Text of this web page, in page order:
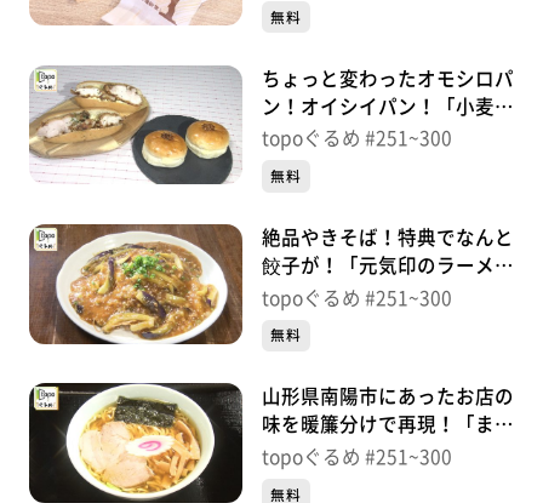
無料
ちょっと変わったオモシロパ
ン！オイシイパン！「小麦の
奴隷仙台愛子店」（青葉区落
topoぐるめ #251~300
無料
絶品やきそば！特典でなんと
餃子が！「元気印のラーメン
えにしや。」（宮城野区高
topoぐるめ #251~300
無料
山形県南陽市にあったお店の
味を暖簾分けで再現！「まる
さん中華」（青葉区梅田町）
topoぐるめ #251~300
無料